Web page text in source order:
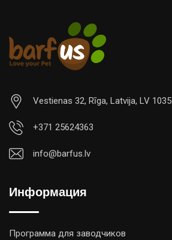
Vestienas 32, Rīga, Latvija, LV 1035
+371 25624363
info@barfus.lv
Информация
Программа для заводчиков